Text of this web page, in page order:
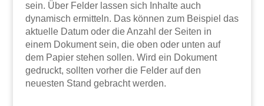
sein. Über Felder lassen sich Inhalte auch
dynamisch ermitteln. Das können zum Beispiel das
aktuelle Datum oder die Anzahl der Seiten in
einem Dokument sein, die oben oder unten auf
dem Papier stehen sollen. Wird ein Dokument
gedruckt, sollten vorher die Felder auf den
neuesten Stand gebracht werden.